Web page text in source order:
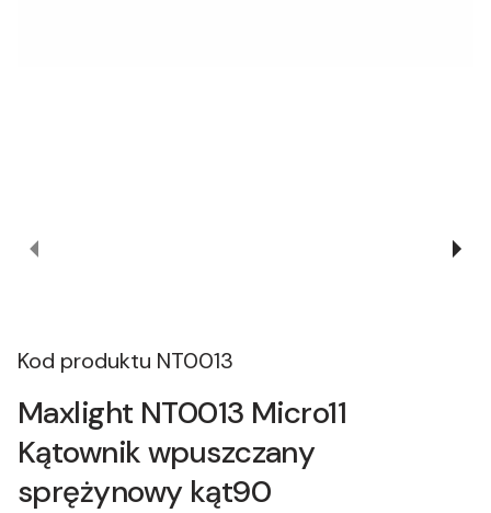
Kod produktu NT0013
Maxlight NT0013 Micro11
Kątownik wpuszczany
sprężynowy kąt90